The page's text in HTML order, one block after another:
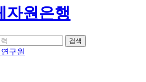
자원은행
구원